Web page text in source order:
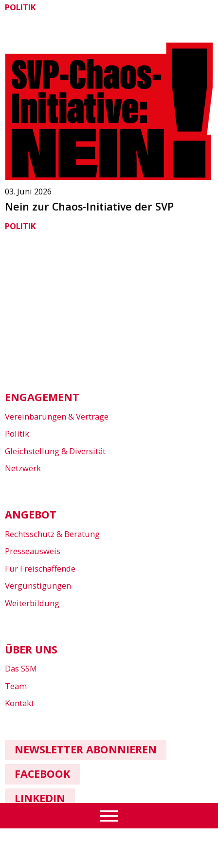
POLITIK
03. Juni 2026
Nein zur Chaos-Initiative der SVP
POLITIK
ENGAGEMENT
Vereinbarungen & Verträge
Politik
Gleichstellung & Diversität
Netzwerk
ANGEBOT
Rechtsschutz & Beratung
Presseausweis
Für Freischaffende
Vergünstigungen
Weiterbildung
ÜBER UNS
Das SSM
Team
Kontakt
NEWSLETTER ABONNIEREN
FACEBOOK
LINKEDIN